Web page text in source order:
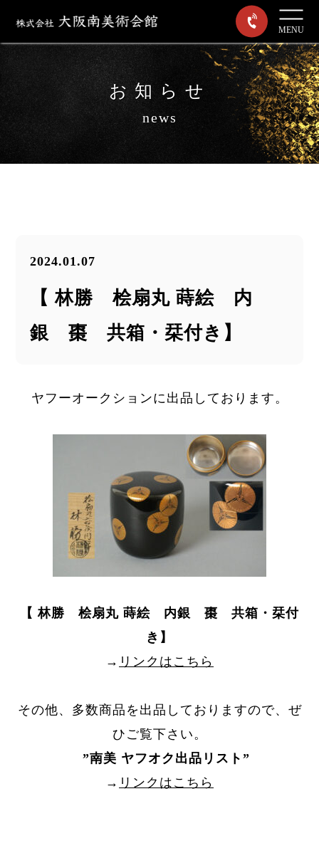
MENU
お知らせ
news
2024.01.07
【 林勝 桧扇丸 蒔絵 内
銀 棗 共箱・栞付き】
ヤフーオークションに出品しております。
【 林勝 桧扇丸 蒔絵 内銀 棗 共箱・栞付
き】
→ リンクはこちら
その他、多数商品を出品しておりますので、ぜ
ひご覧下さい。
”南美 ヤフオク出品リスト ”
→ リンクはこちら